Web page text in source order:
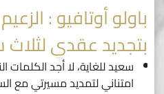
باولو أوتافيو :
بتجديد عقدي
سعيد للغاية، لا أجد
امتناني لتمديد مسيرتي مع